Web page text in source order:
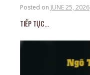
Posted on JUNE 25, 2026
TIẾP TỤC...